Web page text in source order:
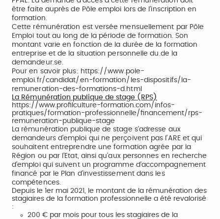
être faite auprès de Pôle emploi lors de l’inscription en
formation.
Cette rémunération est versée mensuellement par Pôle
Emploi tout au long de la période de formation. Son
montant varie en fonction de la durée de la formation
entreprise et de la situation personnelle du.de la
demandeur.se.
Pour en savoir plus: https://www.pole-
emploi.fr/candidat/en-formation/les-dispositifs/la-
remuneration-des-formations-d.html
La Rémunération publique de stage (RPS)
https://www.profilculture-formation.com/infos-
pratiques/formation-professionnelle/financement/rps-
remuneration-publique-stage
La rémunération publique de stage s’adresse aux
demandeurs d’emploi qui ne perçoivent pas l’ARE et qui
souhaitent entreprendre une formation agrée par la
Région ou par l’Etat, ainsi qu’aux personnes en recherche
d’emploi qui suivent un programme d’accompagnement
financé par le Plan d’investissement dans les
compétences.
Depuis le 1er mai 2021, le montant de la rémunération des
stagiaires de la formation professionnelle a été revalorisé
:
200 € par mois pour tous les stagiaires de la